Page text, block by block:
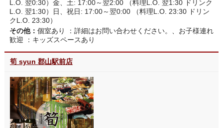
L.O. 翌0:30）金、土: 17:00～翌2:00 （料理L.O. 翌1:30 ドリンク
L.O. 翌1:30）日、祝日: 17:00～翌0:00 （料理L.O. 23:30 ドリン
クL.O. 23:30）
その他： 個室あり ：詳細はお問い合わせください。、お子様連れ
歓迎 ：キッズスペースあり
筍 syun 郡山駅前店